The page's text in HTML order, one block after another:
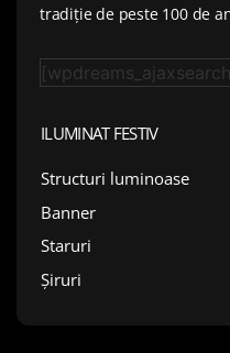
tradiție de peste 100 de
ILUMINAT FESTIV
Structuri luminoase
Banner
Staruri
Șiruri